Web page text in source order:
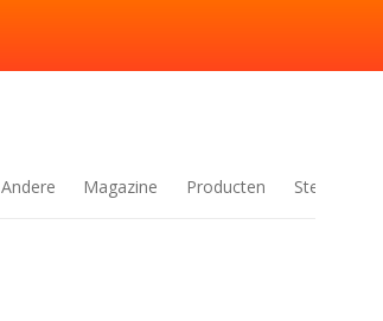
Andere Magazine Producten Steden